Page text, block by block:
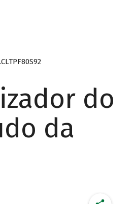
do
da